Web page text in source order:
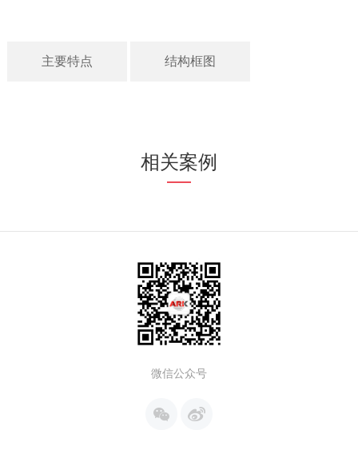
主要特点 结构框图
相关案例
微信公众号